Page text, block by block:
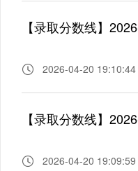
【录取分数线】
2026-04-20 19:10:44
【录取分数线】
2026-04-20 19:09:59